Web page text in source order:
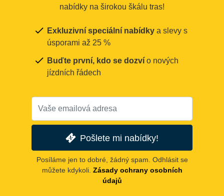
nabídky na širokou škálu tras!
Exkluzivní speciální nabídky a slevy s
úsporami až 25 %
Buďte první, kdo se dozví o nových
jízdních řádech
Pošlete mi nabídky!
Posíláme jen to dobré, žádný spam. Odhlásit se
můžete kdykoli. Zásady ochrany osobních
údajů